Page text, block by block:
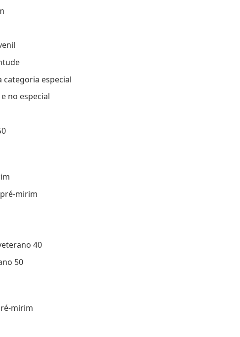
especial
no especial
mirim
40
50
mirim